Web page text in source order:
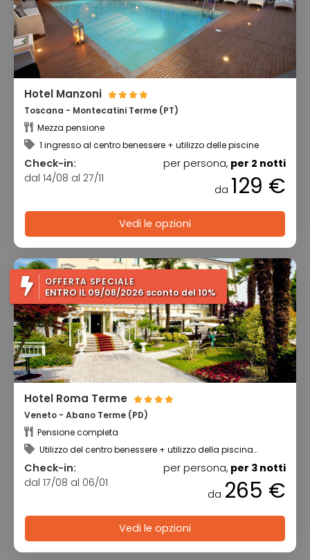
Hotel Manzoni
Toscana - Montecatini Terme (PT)
Mezza pensione
1 ingresso al centro benessere + utilizzo delle piscine
Check-in:
dal 14/08 al 27/11
per persona, per 2 notti
da 129 €
Vedi le opzioni
OFFERTA SPECIALE
ENTRO IL 09/08/2026 sconto del 10%
Hotel Roma Terme
Veneto - Abano Terme (PD)
Pensione completa
Utilizzo del centro benessere + utilizzo della piscina
Check-in:
dal 17/08 al 06/01
per persona, per 3 notti
da 265 €
Vedi le opzioni